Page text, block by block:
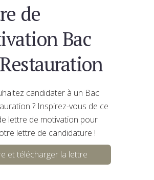
de
Bac
candidater à un Bac
? Inspirez-vous de ce
lettre de motivation pour
lettre de candidature !
et télécharger la lettre